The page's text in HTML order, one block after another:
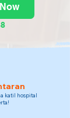
katil hospital